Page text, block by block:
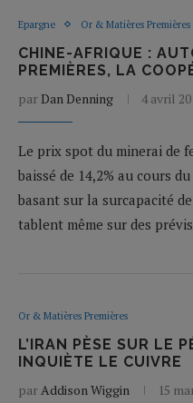
Epargne Or & Matières Premières
CHINE-AFRIQUE :
PREMIÈRES, LA
parDan Denning 4 avril
Le prix spot du minerai de
baissé de 14,2% au cours
basant sur la surcapacité
tablent même sur des
Or & Matières Premières
L’IRAN PÈSE SUR LE
INQUIÈTE LE CUIVRE
parAddison Wiggin 15